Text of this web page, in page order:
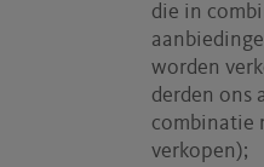
die in
worden
derden ons
combinatie
verkopen);